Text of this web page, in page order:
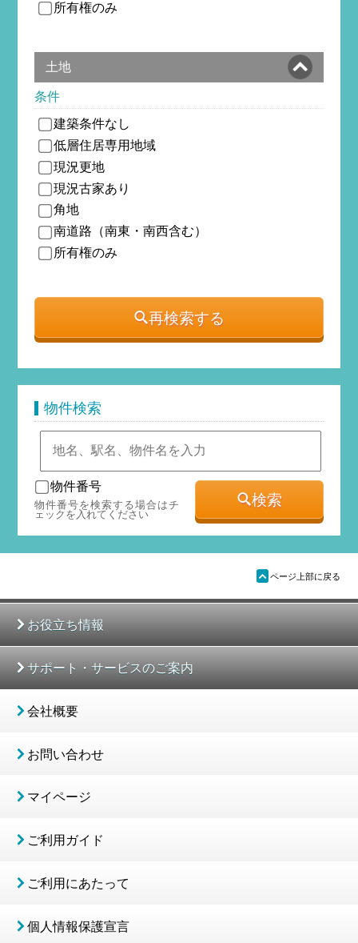
所有権のみ
土地
条件
建築条件なし
低層住居専用地域
現況更地
現況古家あり
角地
南道路（南東・南西含む）
所有権のみ
再検索する
物件検索
物件番号
物件番号を検索する場合はチ
ェックを入れてください
検索
ü ページ上部に戻る
お役立ち情報
サポート・サービスのご案内
会社概要
お問い合わせ
マイページ
ご利用ガイド
ご利用にあたって
個人情報保護宣言